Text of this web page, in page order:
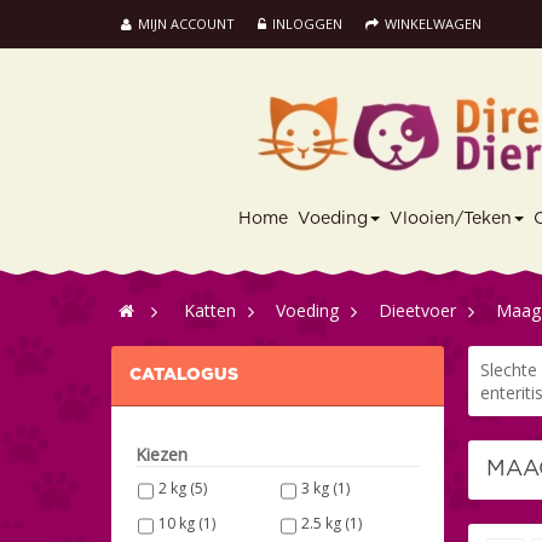
MIJN ACCOUNT INLOGGEN WINKELWAGEN
Home Voeding Vlooien/Teken
> Katten > Voeding > Dieetvoer >
CATALOGUS
Kiezen
2 kg (5) 3 kg(1)
10 kg (1) 2.5 kg(1)